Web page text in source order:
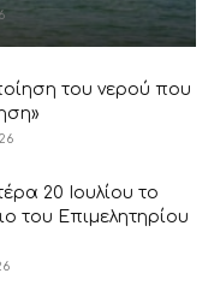
του νερού που
20 Ιουλίου το
του Επιμελητηρίου